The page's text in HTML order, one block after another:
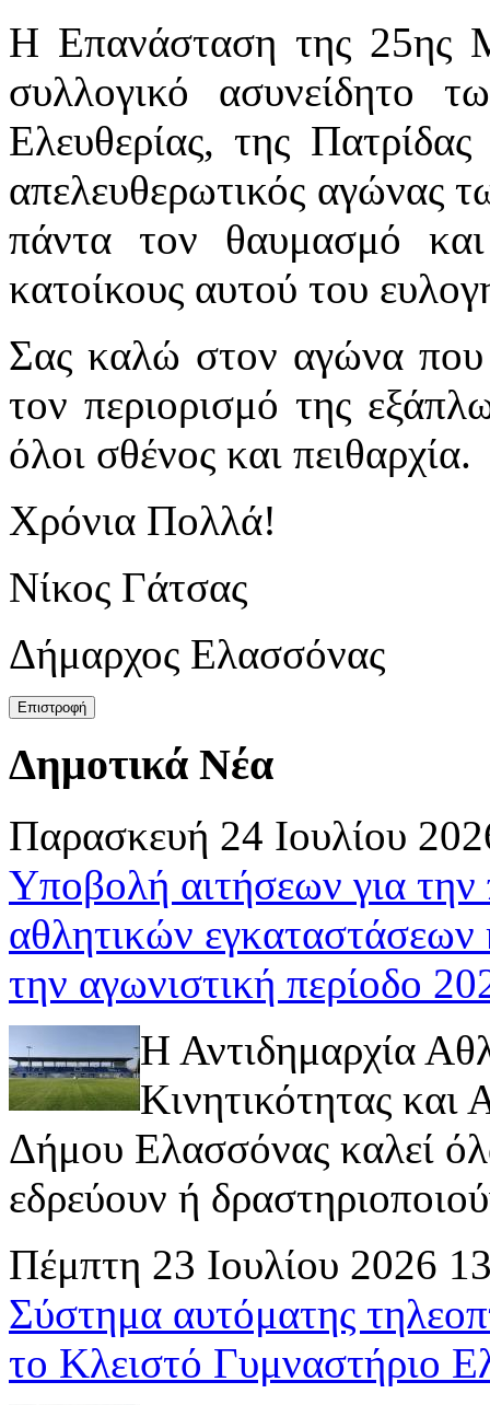
Η Επανάσταση της 25ης
συλλογικό ασυνείδητο
Ελευθερίας, της
απελευθερωτικός αγώνας
πάντα τον θαυμασμό
κατοίκους αυτού του
Σας καλώ στον αγώνα που
τον περιορισμό της
όλοι σθένος και πειθαρχία.
Χρόνια Πολλά!
Νίκος Γάτσας
Δήμαρχος Ελασσόνας
Δημοτικά Νέα
Παρασκευή 24 Ιουλίου
Υποβολή αιτήσεων για
αθλητικών
την αγωνιστική περίοδο
Η Αντιδημαρχία
Κινητικότητας
Δήμου Ελασσόνας καλεί
εδρεύουν ή
Πέμπτη 23 Ιουλίου 2026
Σύστημα αυτόματης
το Κλειστό Γυμναστήριο